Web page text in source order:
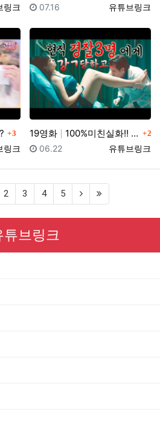
링크 등록자
유튜브링크
등록일
07.16
댓글
3
링크
19영화 100%미친실화!! 이게 실제로 있었던 일이랍니다...… 댓글
2
등록자
유튜브링크
등록일
06.22
2 3 4 5
튜브링크